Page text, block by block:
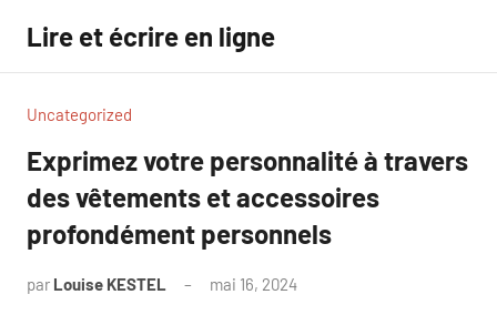
contenu
Lire et écrire en ligne
Uncategorized
Exprimez votre personnalité à travers
des vêtements et accessoires
profondément personnels
par Louise KESTEL mai 16, 2024